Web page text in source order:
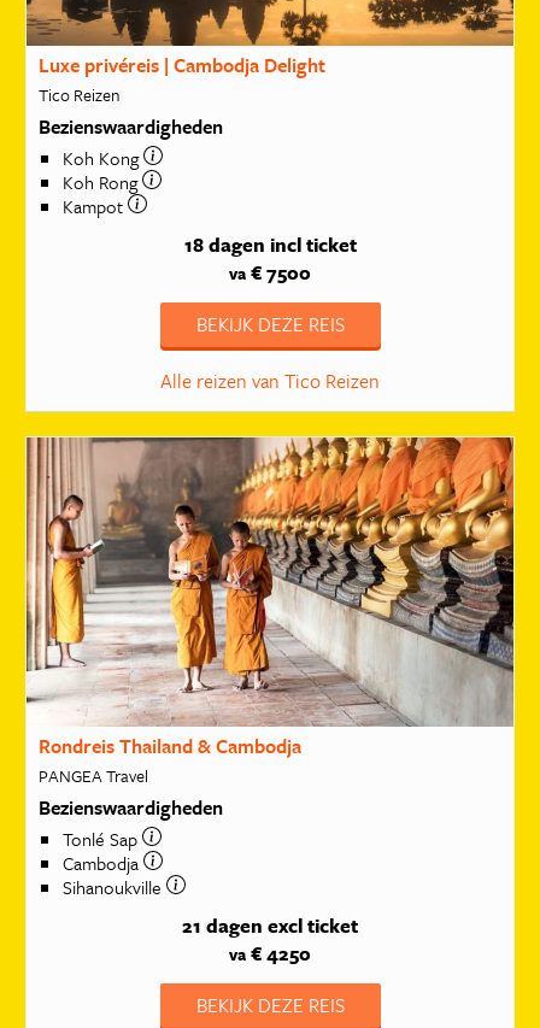
Luxe privéreis | Cambodja Delight
Tico Reizen
Bezienswaardigheden
Koh Kong
Koh Rong
Kampot
18 dagen incl ticket
va € 7500
BEKIJK DEZE REIS
Alle reizen van Tico Reizen
Rondreis Thailand & Cambodja
PANGEA Travel
Bezienswaardigheden
Tonlé Sap
Cambodja
Sihanoukville
21 dagen excl ticket
va € 4250
BEKIJK DEZE REIS